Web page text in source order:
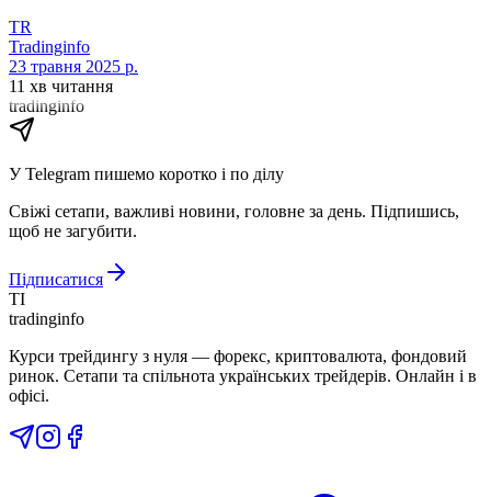
TR
Tradinginfo
23 травня 2025 р.
11 хв читання
tradinginfo
У Telegram пишемо коротко і по ділу
Свіжі сетапи, важливі новини, головне за день. Підпишись,
щоб не загубити.
Підписатися
TI
tradinginfo
Курси трейдингу з нуля — форекс, криптовалюта, фондовий
ринок. Сетапи та спільнота українських трейдерів. Онлайн і в
офісі.